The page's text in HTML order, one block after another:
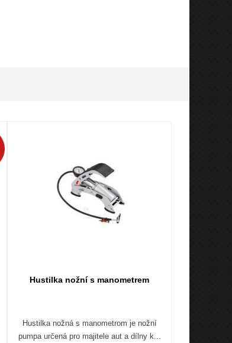
Hustilka nožní s manometrem
Hustilka nožná s manometrom je nožní
pumpa určená pro majitele aut a dílny k...